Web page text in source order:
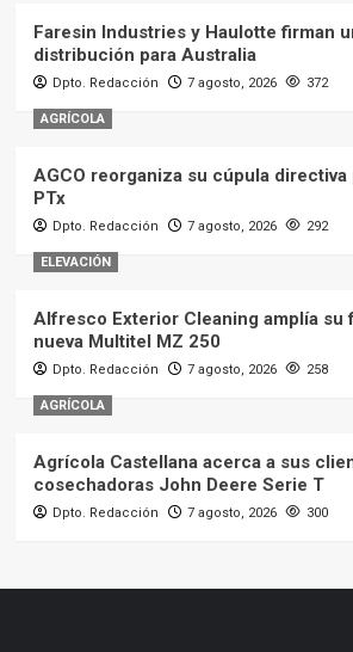
Faresin Industries y Haulotte firman
distribución para Australia
Dpto. Redacción 7 agosto, 2026 372
AGRÍCOLA
AGCO reorganiza su cúpula directiva
PTx
Dpto. Redacción 7 agosto, 2026 292
ELEVACIÓN
Alfresco Exterior Cleaning amplía su
nueva Multitel MZ 250
Dpto. Redacción 7 agosto, 2026 258
AGRÍCOLA
Agrícola Castellana acerca a sus
cosechadoras John Deere Serie T
Dpto. Redacción 7 agosto, 2026 300